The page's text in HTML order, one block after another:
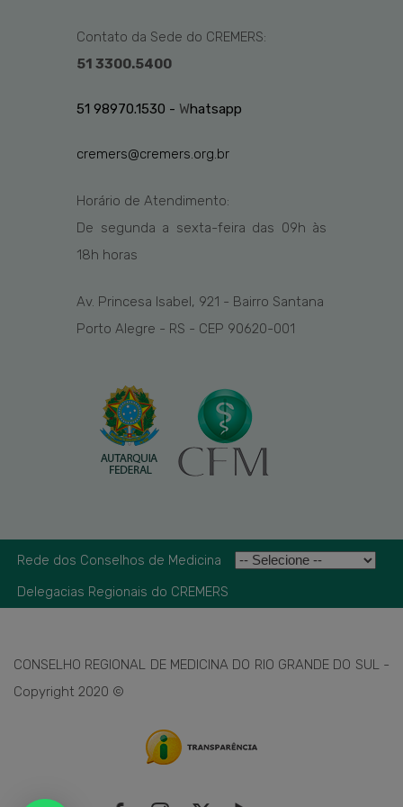
Contato da Sede do CREMERS:
51 3300.5400
51 98970.1530 - Whatsapp
cremers@cremers.org.br
Horário de Atendimento:
De segunda a sexta-feira das 09h às
18h horas
Av. Princesa Isabel, 921 - Bairro Santana
Porto Alegre - RS - CEP 90620-001
Rede dos Conselhos de Medicina
Delegacias Regionais do CREMERS
CONSELHO REGIONAL DE MEDICINA DO RIO GRANDE DO SUL -
Copyright 2020 ©